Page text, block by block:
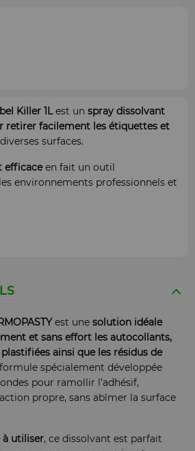
Killer 1Lest un spray dissolvant
retirer facilement les étiquettes et
surfaces.
efficaceen fait un outil
environnements professionnels et
est une solution idéale
et sans effort les autocollants,
ainsi que les résidus de
spécialement développée
pour ramollir l’adhésif,
propre, sans abîmer la surface
à utiliser, ce dissolvant est parfait